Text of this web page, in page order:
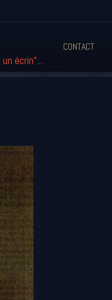
écrin"...
CONTACT